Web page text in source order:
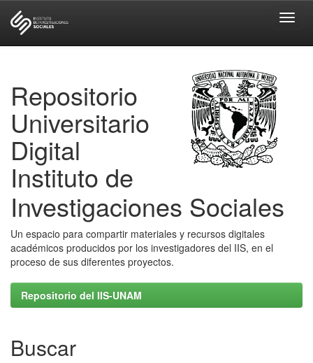
Repositorio
Universitario
Digital
Instituto de
Investigaciones Sociales
Un espacio para compartir materiales y recursos digitales
académicos producidos por los investigadores del IIS, en el
proceso de sus diferentes proyectos.
Repositorio del IIS-UNAM
Buscar